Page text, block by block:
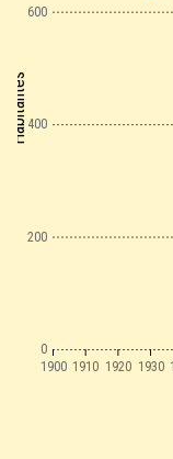
1900 1910 1920 1930
0
200
400
600
Habitantes